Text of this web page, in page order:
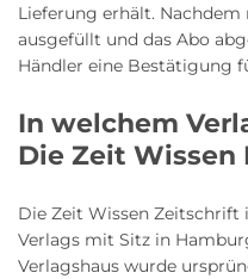
Lieferung erhält.
ausgefüllt und das Abo
Händler eine Bestätigung
In welchem
Die Zeit Wissen
Die Zeit Wissen Zeitschrift
Verlags mit Sitz in
Verlagshaus wurde